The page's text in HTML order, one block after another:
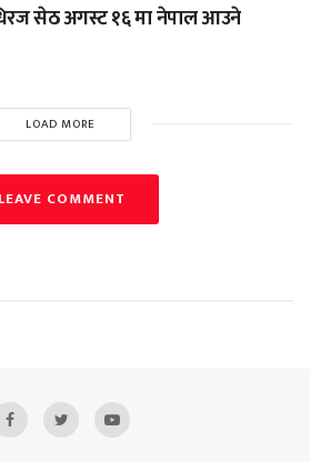
सेठ अगस्ट १६ मा नेपाल आउने
LOAD MORE
LEAVE COMMENT